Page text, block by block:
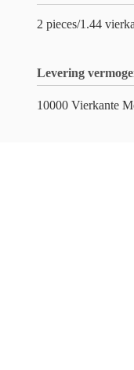
2 pieces/1.44
Levering
10000 Vierkante